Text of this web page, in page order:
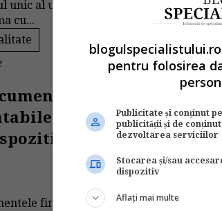
unic al unei
cu...
activitati
→Citeste
de
financiar-
puncte
Supunem
pentru folosirea
Publicitate și conținut
publicității și de
dezvoltarea serviciilor
Stocarea și/sau
dispozitiv
Aflați mai multe